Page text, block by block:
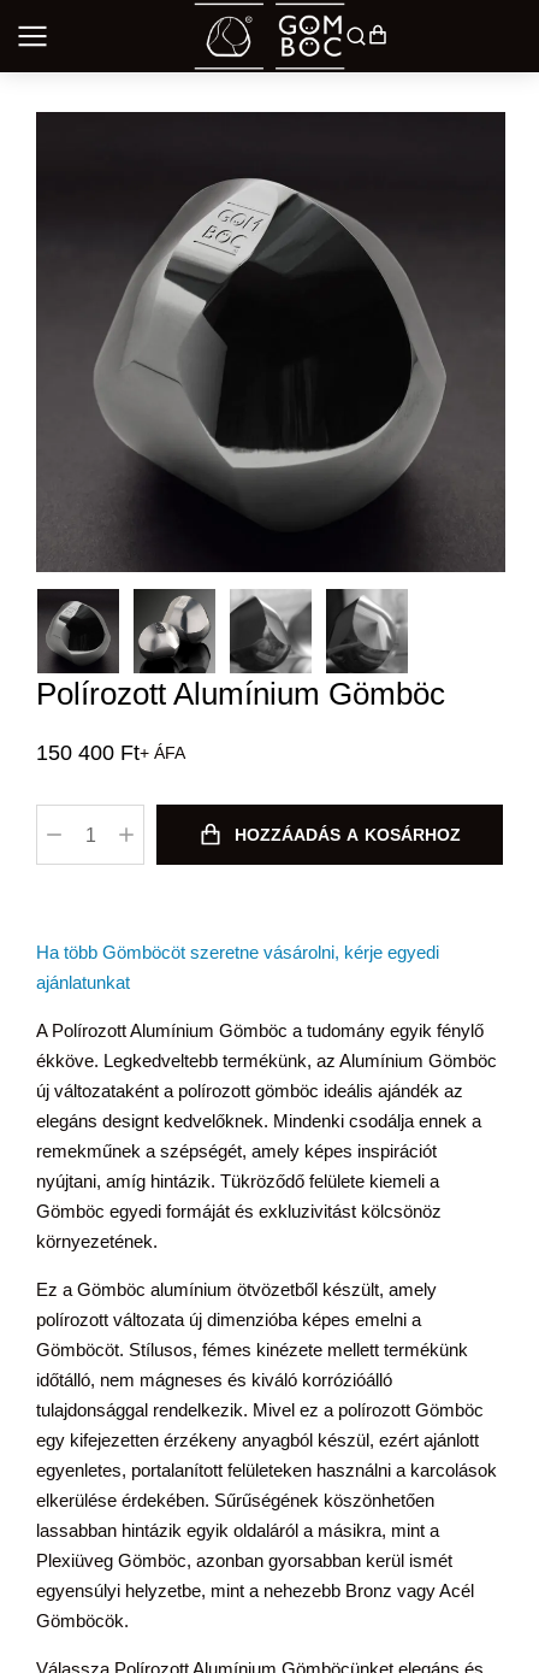
Polírozott Alumínium Gömböc
150 400 Ft+ ÁFA
HOZZÁADÁS A KOSÁRHOZ
Ha több Gömböcöt szeretne vásárolni, kérje egyedi
ajánlatunkat
A Polírozott Alumínium Gömböc a tudomány egyik fénylő
ékköve. Legkedveltebb termékünk, az Alumínium Gömböc
új változataként a polírozott gömböc ideális ajándék az
elegáns designt kedvelőknek. Mindenki csodálja ennek a
remekműnek a szépségét, amely képes inspirációt
nyújtani, amíg hintázik. Tükröződő felülete kiemeli a
Gömböc egyedi formáját és exkluzivitást kölcsönöz
környezetének.
Ez a Gömböc alumínium ötvözetből készült, amely
polírozott változata új dimenzióba képes emelni a
Gömböcöt. Stílusos, fémes kinézete mellett termékünk
időtálló, nem mágneses és kiváló korrózióálló
tulajdonsággal rendelkezik. Mivel ez a polírozott Gömböc
egy kifejezetten érzékeny anyagból készül, ezért ajánlott
egyenletes, portalanított felületeken használni a karcolások
elkerülése érdekében. Sűrűségének köszönhetően
lassabban hintázik egyik oldaláról a másikra, mint a
Plexiüveg Gömböc, azonban gyorsabban kerül ismét
egyensúlyi helyzetbe, mint a nehezebb Bronz vagy Acél
Gömböcök.
Válassza Polírozott Alumínium Gömböcünket elegáns és